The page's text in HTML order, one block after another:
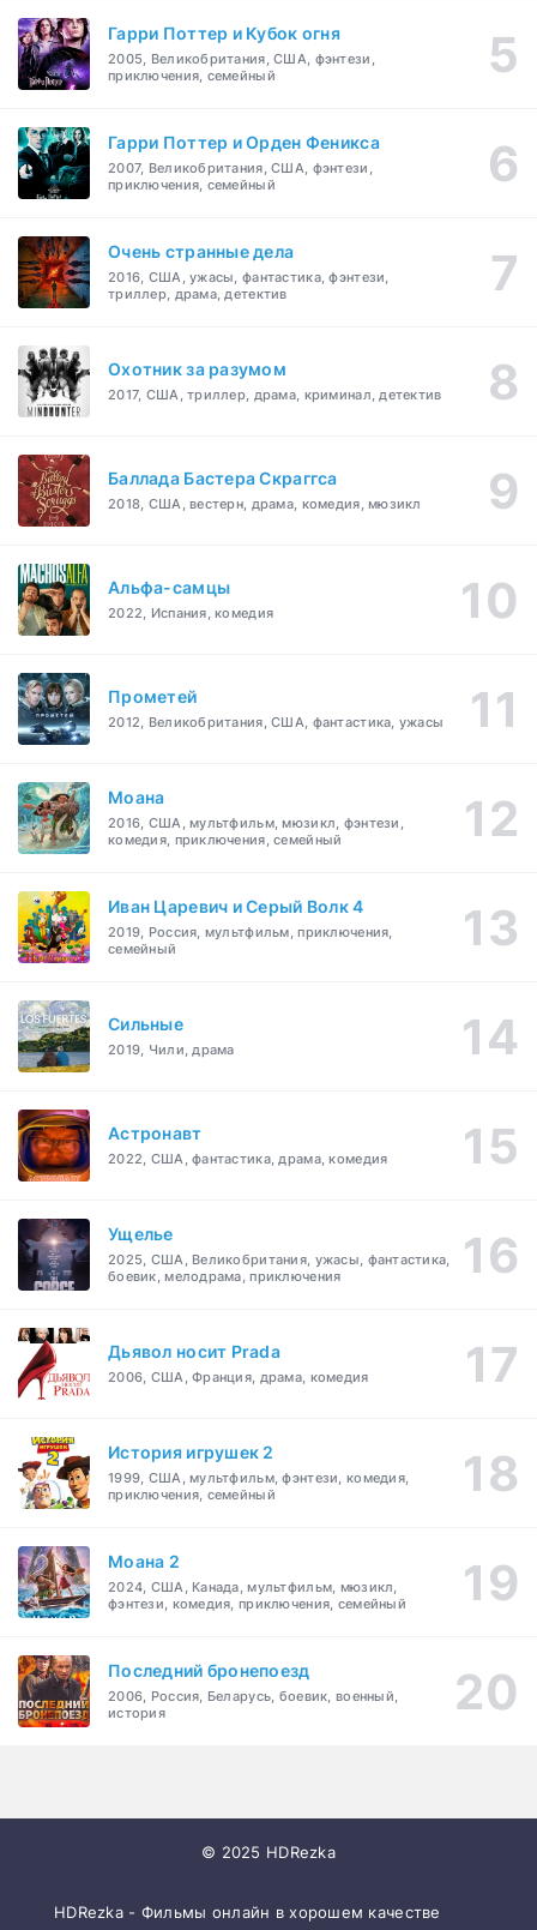
Гарри Поттер и Кубок огня
2005, Великобритания, США, фэнтези,
приключения, семейный
Гарри Поттер и Орден Феникса
2007, Великобритания, США, фэнтези,
приключения, семейный
Очень странные дела
2016, США, ужасы, фантастика, фэнтези,
триллер, драма, детектив
Охотник за разумом
2017, США, триллер, драма, криминал, детектив
Баллада Бастера Скраггса
2018, США, вестерн, драма, комедия, мюзикл
Альфа-самцы
2022, Испания, комедия
Прометей
2012, Великобритания, США, фантастика, ужасы
Моана
2016, США, мультфильм, мюзикл, фэнтези,
комедия, приключения, семейный
Иван Царевич и Серый Волк 4
2019, Россия, мультфильм, приключения,
семейный
Сильные
2019, Чили, драма
Астронавт
2022, США, фантастика, драма, комедия
Ущелье
2025, США, Великобритания, ужасы, фантастика,
боевик, мелодрама, приключения
Дьявол носит Prada
2006, США, Франция, драма, комедия
История игрушек 2
1999, США, мультфильм, фэнтези, комедия,
приключения, семейный
Моана 2
2024, США, Канада, мультфильм, мюзикл,
фэнтези, комедия, приключения, семейный
Последний бронепоезд
2006, Россия, Беларусь, боевик, военный,
история
© 2025 HDRezka
HDRezka - Фильмы онлайн в хорошем качестве